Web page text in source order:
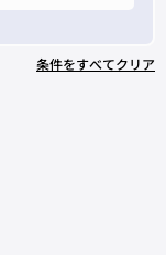
条件をすべてクリア